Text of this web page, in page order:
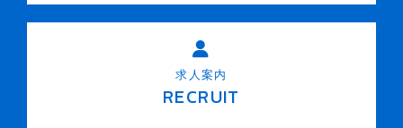
求人案内
RECRUIT